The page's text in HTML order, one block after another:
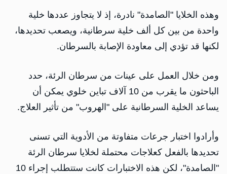
وهذه الخلايا "الصامدة" نادرة، إذ لا يتجاوز عددها خلية
واحدة من بين كل ألف خلية سرطانية، ​ويصعب تحديدها،
لكنها قد تؤدي إلى معاودة الإصابة بالسرطان.
ومن ​خلال العمل على عينات من سرطان الرئة، حدد
⁠الباحثون ما يقرب من 10 آلاف تباين خلوي يمكن ​أن
يساعد الخلية السرطانية على "الهروب" من تأثير العلاج.
وأرادوا اختبار جرعات ​متفاوتة من الأدوية التي تسنى
تحديدها بالفعل كعلاجات محتملة لخلايا سرطان الرئة
"الصامدة"، لكن هذه الاختبارات كانت ستتطلب إجراء 10